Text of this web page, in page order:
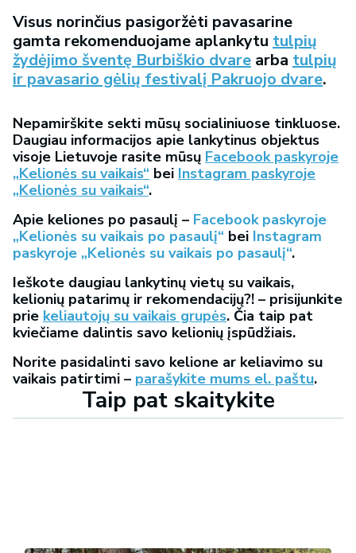
Visus norinčius pasigoržėti pavasarine
gamta rekomenduojame aplankytu tulpių
žydėjimo šventę Burbiškio dvare arba tulpių
ir pavasario gėlių festivalį Pakruojo dvare.
Nepamirškite sekti mūsų socialiniuose tinkluose.
Daugiau informacijos apie lankytinus objektus
visoje Lietuvoje rasite mūsų Facebook paskyroje
„Kelionės su vaikais“ bei Instagram paskyroje
„Kelionės su vaikais“.
Apie keliones po pasaulį – Facebook paskyroje
„Kelionės su vaikais po pasaulį“ bei Instagram
paskyroje „Kelionės su vaikais po pasaulį“.
Ieškote daugiau lankytinų vietų su vaikais,
kelionių patarimų ir rekomendacijų?! – prisijunkite
prie keliautojų su vaikais grupės. Čia taip pat
kviečiame dalintis savo kelionių įspūdžiais.
Norite pasidalinti savo kelione ar keliavimo su
vaikais patirtimi – parašykite mums el. paštu.
Taip pat skaitykite